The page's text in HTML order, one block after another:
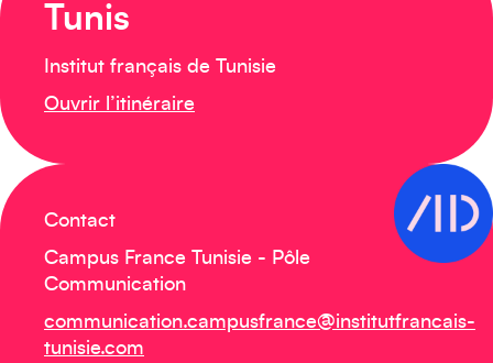
Tunis
Institut français de Tunisie
Ouvrir l’itinéraire
Contact
Campus France Tunisie - Pôle
Communication
communication.campusfrance@institutfrancais-
tunisie.com